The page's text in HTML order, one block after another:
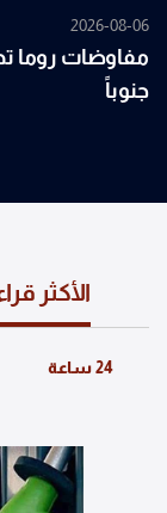
2026-08-06
مفاوضات روما
جنوباً
الأكثر